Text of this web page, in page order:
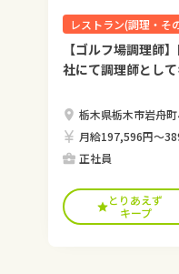
レストラン(調理・そ
【ゴルフ場調理師
社にて調理師とし
栃木県栃木市岩舟
月給197,596円〜
正社員
とりあえず
キープ